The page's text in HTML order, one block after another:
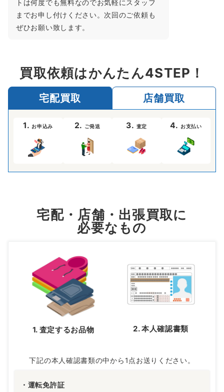
トは何度でも無料なのでお気軽にスタッフ
までお申し付けください。次回のご依頼も
ぜひお願い致します。
買取依頼はかんたん4STEP！
宅配買取 店舗買取
1.お申込み 2. ご発送 3. 査定 4. お支払い
宅配・店舗・出張買取に
必要なもの
1. 査定するお品物 2. 本人確認書類
下記の本人確認書類の中から1点お送りください。
・運転免許証